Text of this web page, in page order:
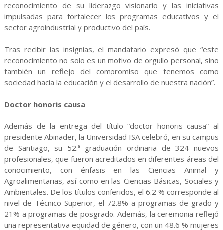
reconocimiento de su liderazgo visionario y las iniciativas
impulsadas para fortalecer los programas educativos y el
sector agroindustrial y productivo del país.
Tras recibir las insignias, el mandatario expresó que “este
reconocimiento no solo es un motivo de orgullo personal, sino
también un reflejo del compromiso que tenemos como
sociedad hacia la educación y el desarrollo de nuestra nación”.
Doctor honoris causa
Además de la entrega del título “doctor honoris causa” al
presidente Abinader, la Universidad ISA celebró, en su campus
de Santiago, su 52.ª graduación ordinaria de 324 nuevos
profesionales, que fueron acreditados en diferentes áreas del
conocimiento, con énfasis en las Ciencias Animal y
Agroalimentarias, así como en las Ciencias Básicas, Sociales y
Ambientales. De los títulos conferidos, el 6.2 % corresponde al
nivel de Técnico Superior, el 72.8% a programas de grado y
21% a programas de posgrado. Además, la ceremonia reflejó
una representativa equidad de género, con un 48.6 % mujeres